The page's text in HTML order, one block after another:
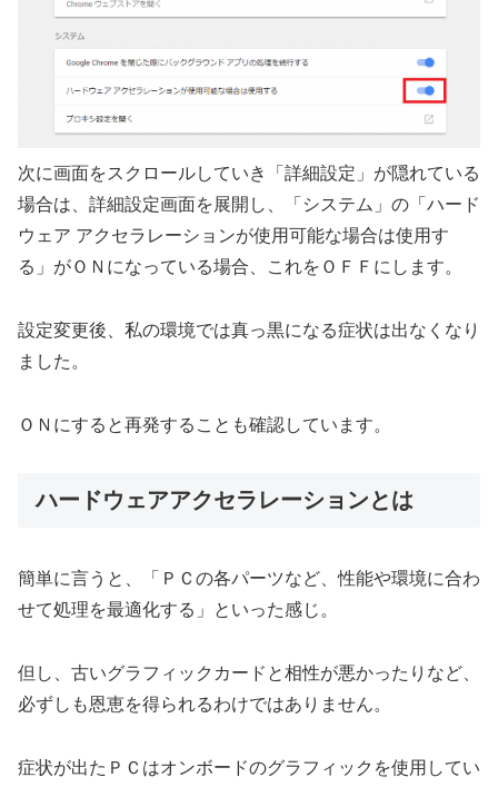
次に画面をスクロールしていき「詳細設定」が隠れている
場合は、詳細設定画面を展開し、「システム」の「ハード
ウェア アクセラレーションが使用可能な場合は使用す
る」がＯＮになっている場合、これをＯＦＦにします。
設定変更後、私の環境では真っ黒になる症状は出なくなり
ました。
ＯＮにすると再発することも確認しています。
ハードウェアアクセラレーションとは
簡単に言うと、「ＰＣの各パーツなど、性能や環境に合わ
せて処理を最適化する」といった感じ。
但し、古いグラフィックカードと相性が悪かったりなど、
必ずしも恩恵を得られるわけではありません。
症状が出たＰＣはオンボードのグラフィックを使用してい